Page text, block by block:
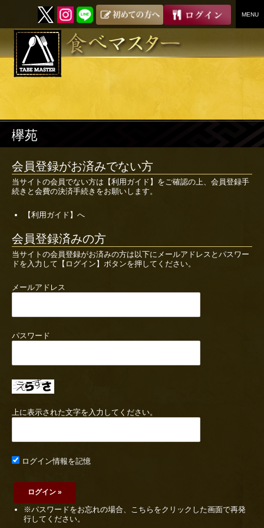
MENU
SKIP
欅苑
会員登録がお済みでない方
当サイトの会員でない方は 【利用ガイド】 をご確認の上、会員登録手
続きと会費の決済手続きをお願いします。
【利用ガイド】へ
会員登録済みの方
当サイトの会員登録がお済みの方は以下にメールアドレスとパスワー
ドを入力して【ログイン】ボタンを押してください。
メールアドレス
パスワード
上に表示された文字を入力してください。
ログイン情報を記憶
※パスワードをお忘れの場合、こちらをクリックした画面で再発
行してください。